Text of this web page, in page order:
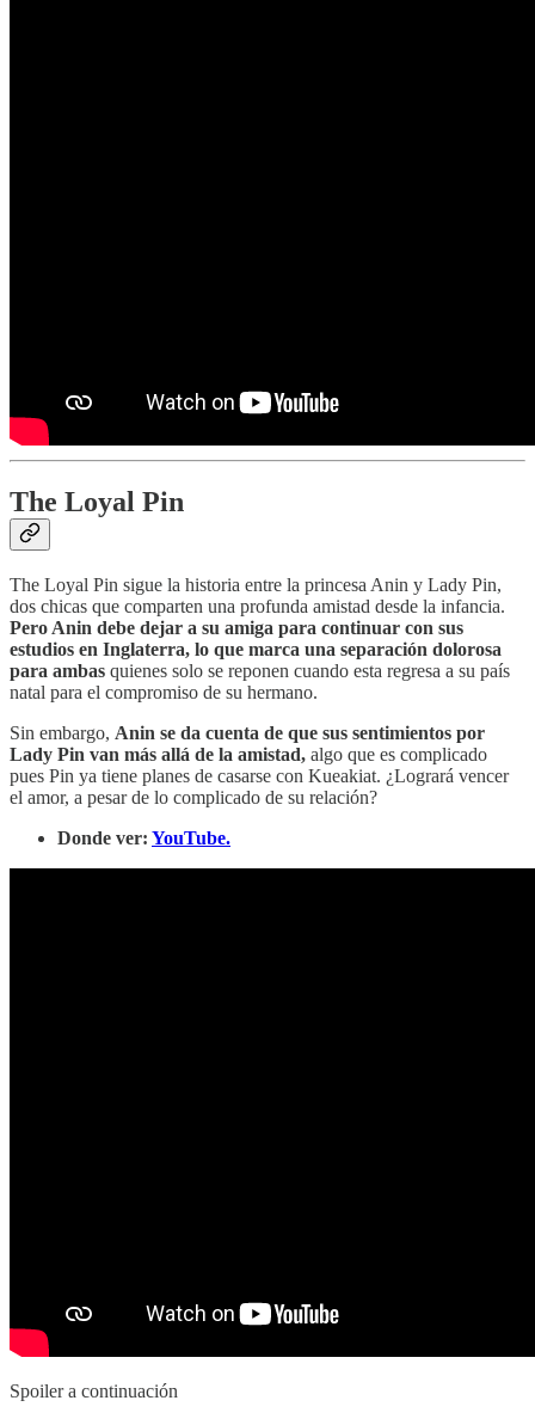
The Loyal Pin
The Loyal Pin sigue la historia entre la princesa Anin y Lady Pin,
dos chicas que comparten una profunda amistad desde la infancia.
Pero Anin debe dejar a su amiga para continuar con sus
estudios en Inglaterra, lo que marca una separación dolorosa
para ambas quienes solo se reponen cuando esta regresa a su país
natal para el compromiso de su hermano.
Sin embargo, Anin se da cuenta de que sus sentimientos por
Lady Pin van más allá de la amistad, algo que es complicado
pues Pin ya tiene planes de casarse con Kueakiat. ¿Logrará vencer
el amor, a pesar de lo complicado de su relación?
Donde ver: YouTube.
Spoiler a continuación